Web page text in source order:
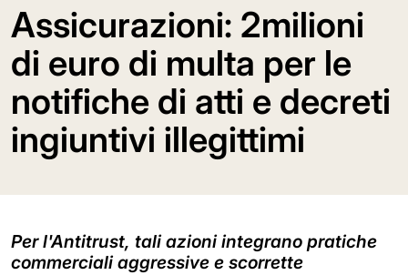
Assicurazioni: 2milioni
di euro di multa per le
notifiche di atti e decreti
ingiuntivi illegittimi
Per l'Antitrust, tali azioni integrano pratiche
commerciali aggressive e scorrette